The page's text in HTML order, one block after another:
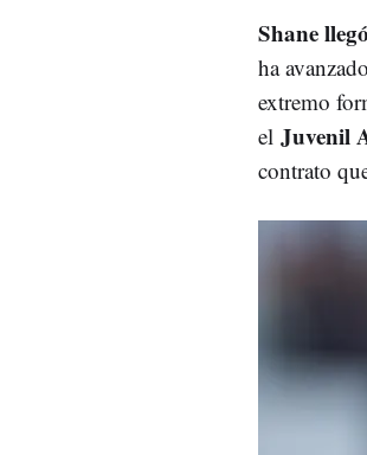
Shane
ha
extremo
el Juvenil
contrato